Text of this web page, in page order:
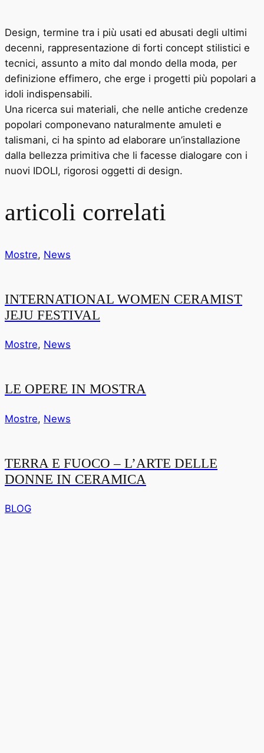
Design, termine tra i più usati ed abusati degli ultimi
decenni, rappresentazione di forti concept stilistici e
tecnici, assunto a mito dal mondo della moda, per
definizione effimero, che erge i progetti più popolari a
idoli indispensabili.
Una ricerca sui materiali, che nelle antiche credenze
popolari componevano naturalmente amuleti e
talismani, ci ha spinto ad elaborare un’installazione
dalla bellezza primitiva che li facesse dialogare con i
nuovi IDOLI, rigorosi oggetti di design.
articoli correlati
Mostre, News
INTERNATIONAL WOMEN CERAMIST
JEJU FESTIVAL
Mostre, News
LE OPERE IN MOSTRA
Mostre, News
TERRA E FUOCO – L’ARTE DELLE
DONNE IN CERAMICA
BLOG